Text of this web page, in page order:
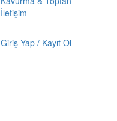
İletişim
Giriş Yap / Kayıt Ol